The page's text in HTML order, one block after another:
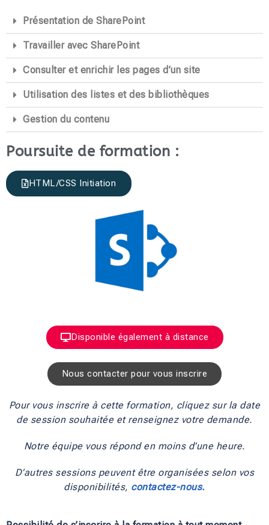
Présentation de SharePoint
Travailler avec SharePoint
Consulter et enrichir les pages d’un site
Utilisation des listes et des bibliothèques
Gestion du contenu
Poursuite de formation :
HTML/CSS Initiation
Disponible également à distance
Nous contacter pour vous inscrire
Pour vous inscrire à cette formation, cliquez sur la date
de session souhaitée et renseignez votre demande.
Notre équipe vous répond en moins d’une heure.
D’autres sessions peuvent être organisées selon vos
disponibilités, contactez-nous.